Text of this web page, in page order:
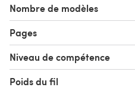
Nombre de modèles
Pages
Niveau de compétence
Poids du fil